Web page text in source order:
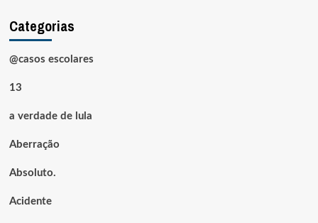
Categorias
@casos escolares
13
a verdade de lula
Aberração
Absoluto.
Acidente